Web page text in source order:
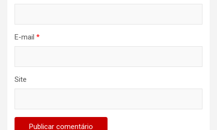
E-mail *
Site